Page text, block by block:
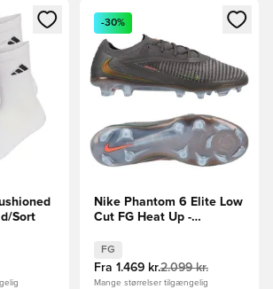
til at logge ind eller tilmelde dig som
Sort
Åbner en Modal til at logge
-30%
Nike Phantom 6 Elite Low
Cut FG Heat Up -
FG
Fra 1.469 kr.2.099 kr.
Mange størrelser tilgængelig